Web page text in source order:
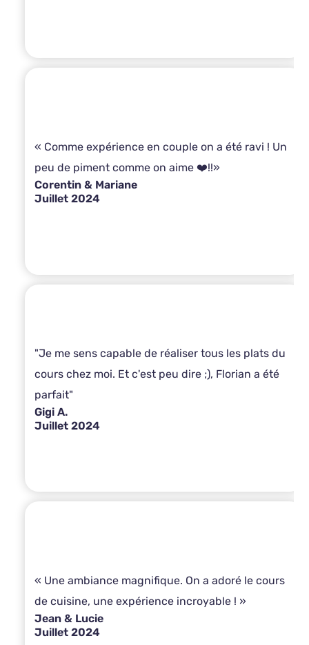
« Comme expérience en couple on a été ravi ! Un
peu de piment comme on aime ❤️!!»
Corentin & Mariane
Juillet 2024
"Je me sens capable de réaliser tous les plats du
cours chez moi. Et c'est peu dire ;), Florian a été
parfait"
Gigi A.
Juillet 2024
« Une ambiance magnifique. On a adoré le cours
de cuisine, une expérience incroyable ! »
Jean & Lucie
Juillet 2024